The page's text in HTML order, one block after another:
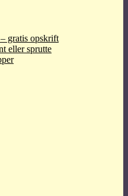
gratis opskrift
eller sprutte